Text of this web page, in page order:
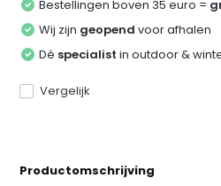
Bestellingen boven 35 euro =
Wij zijn geopend voor afhalen
Dé specialist in outdoor &
Vergelijk
Productomschrijving